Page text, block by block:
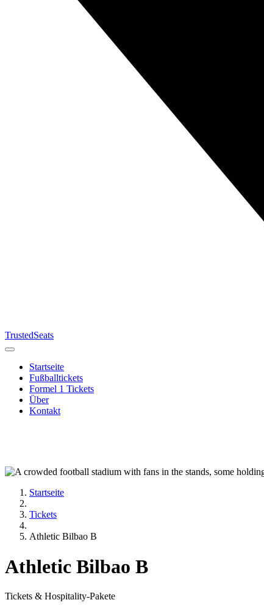
TrustedSeats
Startseite
Fußballtickets
Formel 1 Tickets
Über
Kontakt
Startseite
Tickets
Athletic Bilbao B
Athletic Bilbao B
Tickets & Hospitality-Pakete